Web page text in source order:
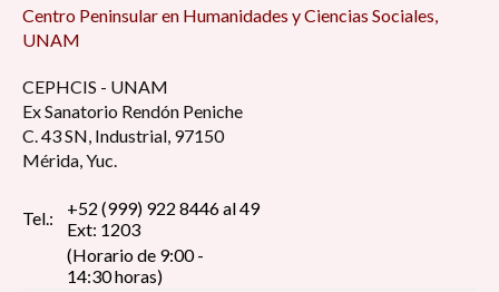
Centro Peninsular en Humanidades y Ciencias Sociales,
UNAM
CEPHCIS - UNAM
Ex Sanatorio Rendón Peniche
C. 43 SN, Industrial, 97150
Mérida, Yuc.
Tel.:
+52 (999) 922 8446 al 49
Ext: 1203
(Horario de 9:00 -
14:30 horas)